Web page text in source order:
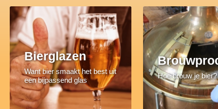
Bierglazen
Want bier smaakt het best uit
een bijpassend glas
Hoe brouw je bier?